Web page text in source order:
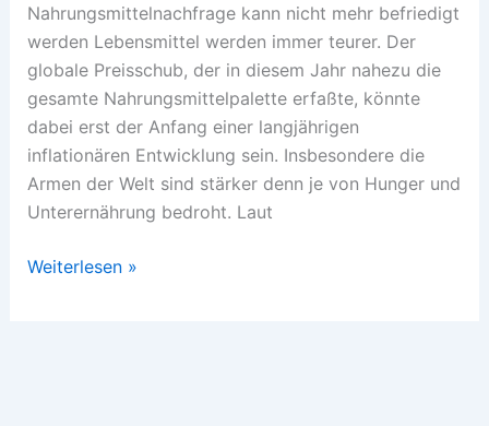
Nahrungsmittelnachfrage kann nicht mehr befriedigt
werden Lebensmittel werden immer teurer. Der
globale Preisschub, der in diesem Jahr nahezu die
gesamte Nahrungsmittelpalette erfaßte, könnte
dabei erst der Anfang einer langjährigen
inflationären Entwicklung sein. Insbesondere die
Armen der Welt sind stärker denn je von Hunger und
Unterernährung bedroht. Laut
Biosprit
Weiterlesen »